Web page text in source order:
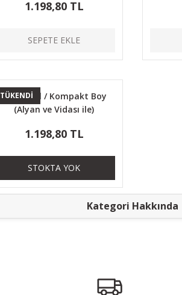
1.198,80 TL
SEPETE EKLE
TÜKENDİ
Mag-Well / Kompakt Boy
(Alyan ve Vidası ile)
1.198,80 TL
STOKTA YOK
Kategori Hakkında